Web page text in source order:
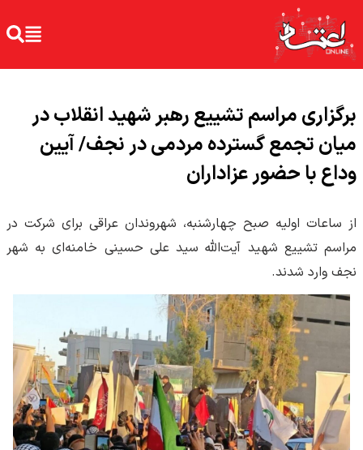
برگزاری مراسم تشییع رهبر شهید انقلاب در
میان تجمع گسترده مردمی در نجف/ آیین
وداع با حضور عزاداران
از ساعات اولیه صبح چهارشنبه، شهروندان عراقی برای شرکت در
مراسم تشییع شهید آیت‌الله سید علی حسینی خامنه‌ای به شهر
نجف وارد شدند.